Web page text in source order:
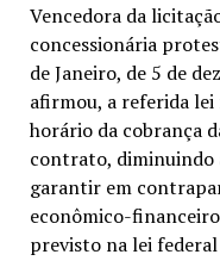
Vencedora da
concessionária
de Janeiro, de 5 de
afirmou, a referida
horário da cobrança
contrato, diminuindo
garantir em
econômico-
previsto na lei